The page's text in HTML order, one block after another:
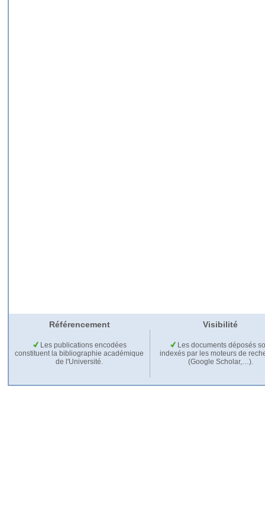
Référencement Visibilité
Les publications encodées
constituent la bibliographie académique
de l'Université.
Les documents déposés
indexés par les moteurs de
(Google Scholar,…).